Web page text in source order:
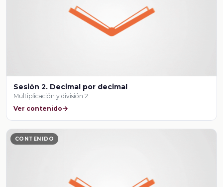
Sesión 2. Decimal por decimal
Multiplicación y división 2
Ver contenido
CONTENIDO